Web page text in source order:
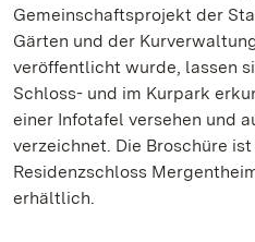
Gemeinschaftsprojekt der
Gärten und der
veröffentlicht wurde, lassen
Schloss- und im Kurpark
einer Infotafel versehen und
verzeichnet. Die Broschüre
Residenzschloss
erhältlich.